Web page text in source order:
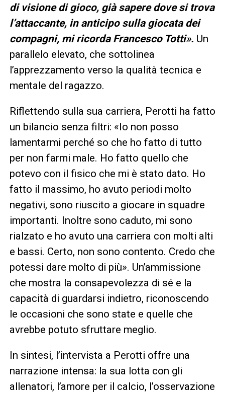
di visione di gioco, già sapere dove si trova
l’attaccante, in anticipo sulla giocata dei
compagni, mi ricorda Francesco Totti». Un
parallelo elevato, che sottolinea
l’apprezzamento verso la qualità tecnica e
mentale del ragazzo.
Riflettendo sulla sua carriera, Perotti ha fatto
un bilancio senza filtri: «Io non posso
lamentarmi perché so che ho fatto di tutto
per non farmi male. Ho fatto quello che
potevo con il fisico che mi è stato dato. Ho
fatto il massimo, ho avuto periodi molto
negativi, sono riuscito a giocare in squadre
importanti. Inoltre sono caduto, mi sono
rialzato e ho avuto una carriera con molti alti
e bassi. Certo, non sono contento. Credo che
potessi dare molto di più». Un’ammissione
che mostra la consapevolezza di sé e la
capacità di guardarsi indietro, riconoscendo
le occasioni che sono state e quelle che
avrebbe potuto sfruttare meglio.
In sintesi, l’intervista a Perotti offre una
narrazione intensa: la sua lotta con gli
allenatori, l’amore per il calcio, l’osservazione